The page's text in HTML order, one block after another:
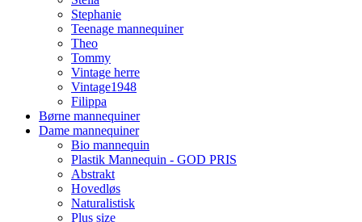
Stephanie
Teenage mannequiner
Theo
Tommy
Vintage herre
Vintage1948
Filippa
Børne mannequiner
Dame mannequiner
Bio mannequin
Plastik Mannequin - GOD PRIS
Abstrakt
Hovedløs
Naturalistisk
Plus size